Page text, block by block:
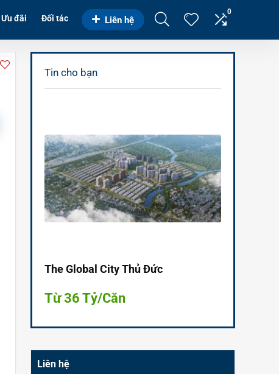
Ưu đãi Đối tác Liên hệ
0
Tin cho bạn
The Global City Thủ Đức
Từ 36 Tỷ/Căn
Liên hệ